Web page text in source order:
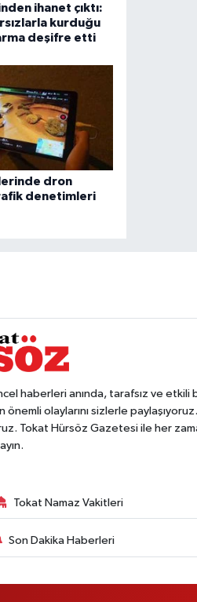
ihanet çıktı:
kurduğu
deşifre etti
dron
denetimleri
haberleri anında, tarafsız ve
önemli olaylarını sizlerle
Tokat Hürsöz Gazetesi ile her
Tokat Namaz Vakitleri
Son Dakika Haberleri